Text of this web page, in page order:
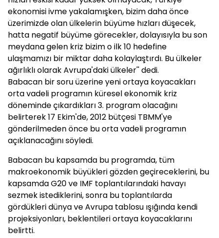
ekonomisi ivme yakalamışken, bizim daha önce
üzerimizde olan ülkelerin büyüme hızları düşecek,
hatta negatif büyüme görecekler, dolayısıyla bu son
meydana gelen kriz bizim o ilk 10 hedefine
ulaşmamızı bir miktar daha kolaylaştırdı. Bu ülkeler
ağırlıklı olarak Avrupa'daki ülkeler'' dedi.
Babacan bir soru üzerine yeni ortaya koyacakları
orta vadeli programın küresel ekonomik kriz
döneminde çıkardıkları 3. program olacağını
belirterek 17 Ekim'de, 2012 bütçesi TBMM'ye
gönderilmeden önce bu orta vadeli programın
açıklanacağını söyledi.
Babacan bu kapsamda bu programda, tüm
makroekonomik büyükleri gözden geçireceklerini, bu
kapsamda G20 ve IMF toplantılarındaki havayı
sezmek istediklerini, sonra bu toplantılarda
gördükleri dünya ve Avrupa tablosu ışığında kendi
projeksiyonları, beklentileri ortaya koyacaklarını
belirtti.